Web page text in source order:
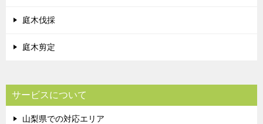
庭木伐採
庭木剪定
サービスについて
山梨県での対応エリア